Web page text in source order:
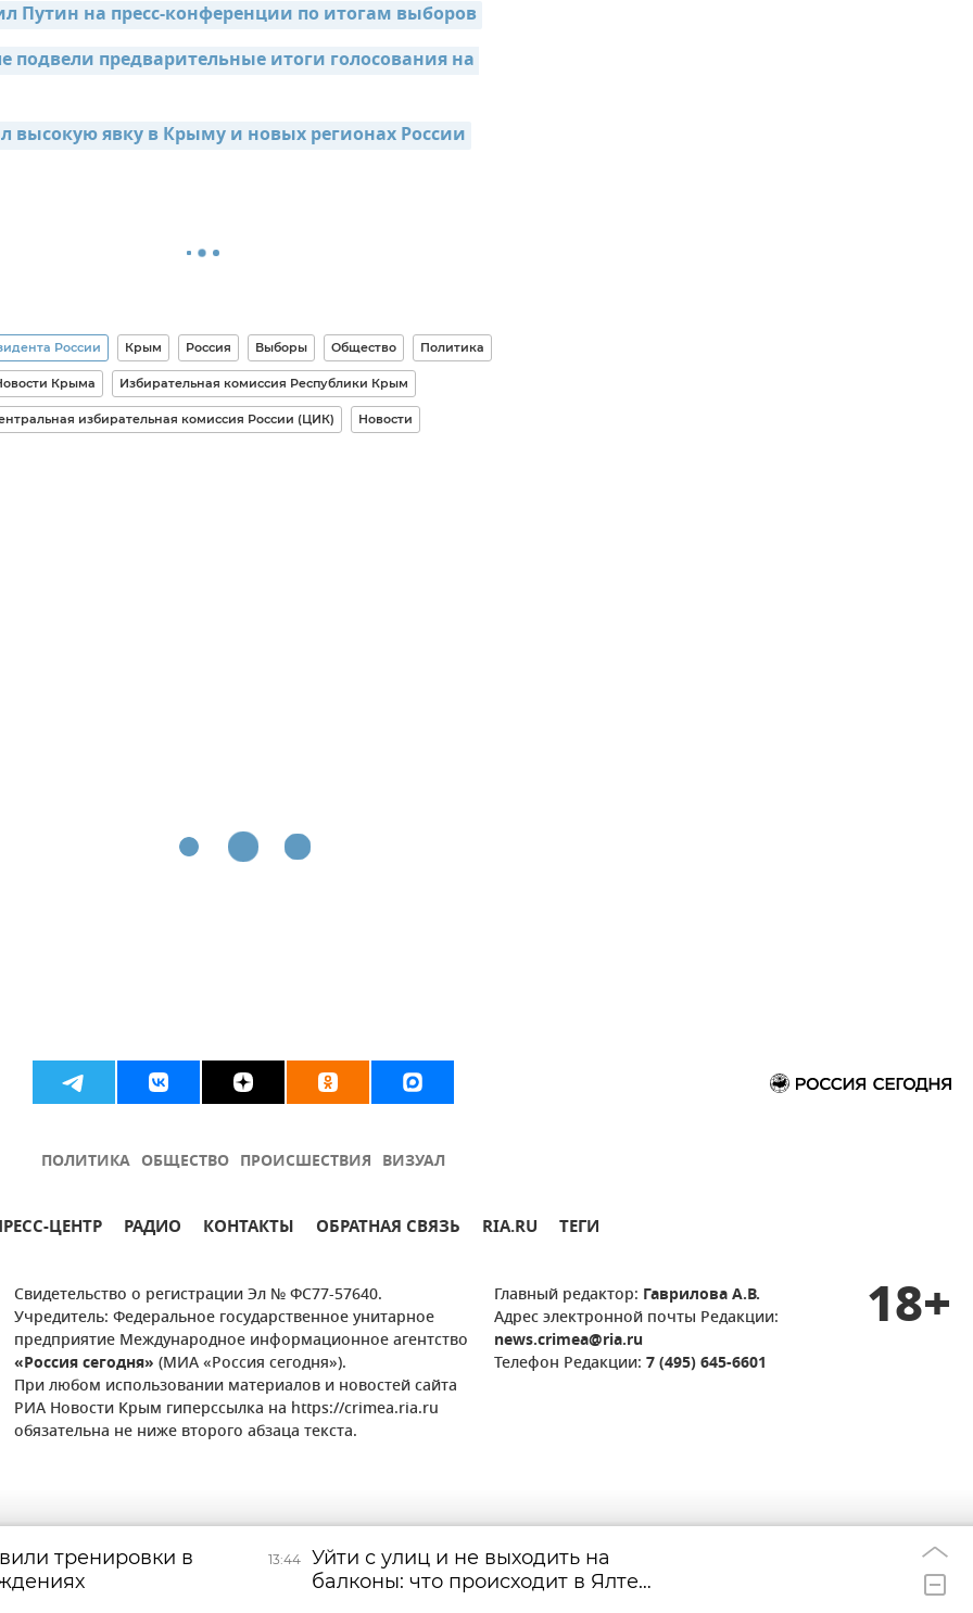
Путин на пресс-конференции по итогам выборов
подвели предварительные итоги голосования на
высокую явку в Крыму и новых регионах России
России Крым Россия Выборы Общество Политика
Крыма Избирательная комиссия Республики Крым
избирательная комиссия России (ЦИК) Новости
ПОЛИТИКА ОБЩЕСТВО ПРОИСШЕСТВИЯ ВИЗУАЛ
ЦЕНТР РАДИО КОНТАКТЫ ОБРАТНАЯ СВЯЗЬ RIA.RU ТЕГИ
Свидетельство о регистрации Эл № ФС77-57640.
Учредитель: Федеральное государственное унитарное
предприятие Международное информационное агентство
«Россия сегодня» (МИА «Россия сегодня»).
При любом использовании материалов и новостей сайта
РИА Новости Крым гиперссылка на https://crimea.ria.ru
обязательна не ниже второго абзаца текста.
Главный редактор: Гаврилова А.В.
Адрес электронной почты Редакции:
news.crimea@ria.ru
Телефон Редакции: 7 (495) 645-6601
18+
тренировки в
13:44
Уйти с улиц и не выходить на
балконы: что происходит в Ялте
Путин собрал